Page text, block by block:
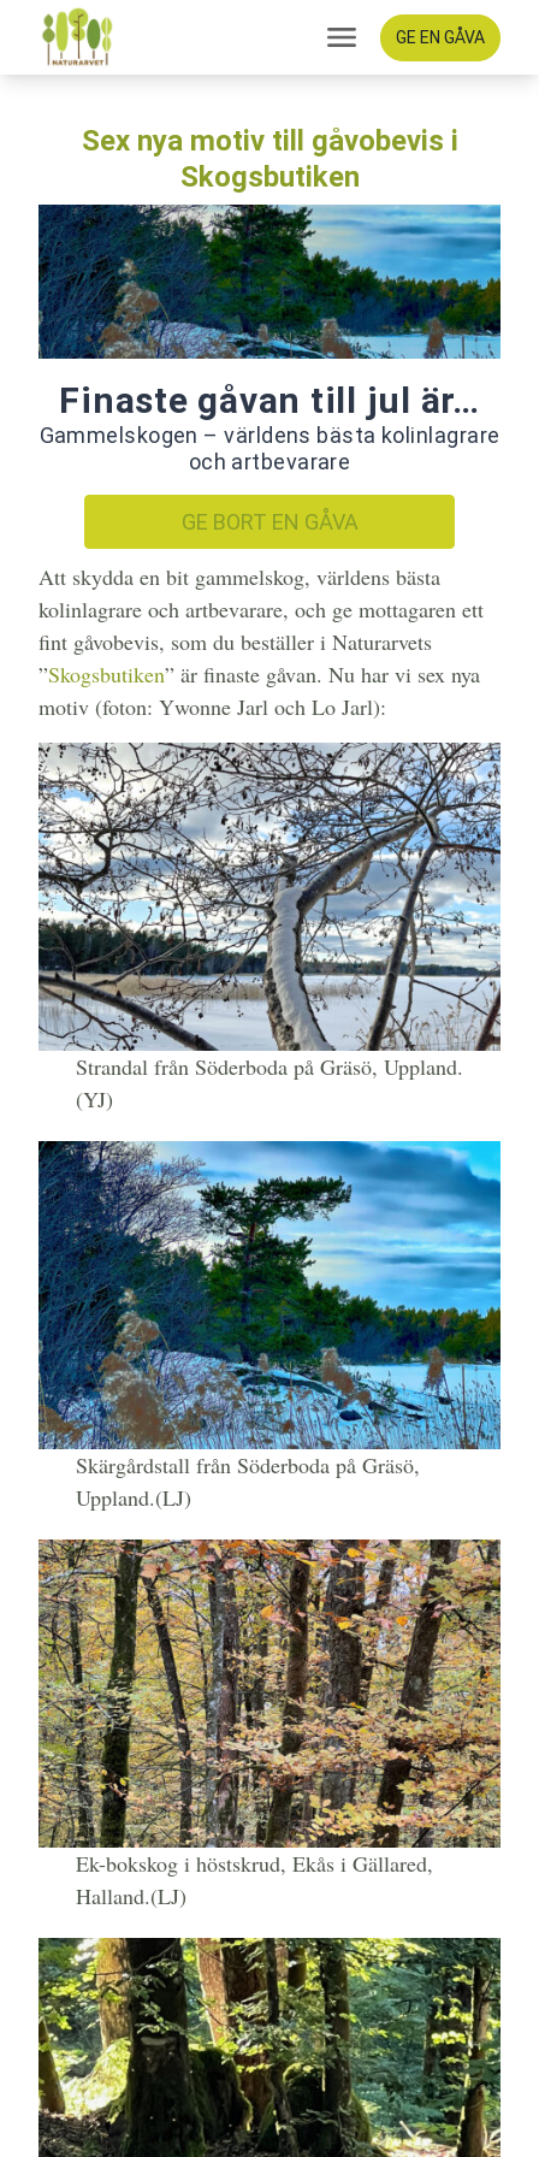
GE EN GÅVA
Sex nya motiv till gåvobevis i
Skogsbutiken
Finaste gåvan till jul är…
Gammelskogen – världens bästa kolinlagrare
och artbevarare
GE BORT EN GÅVA
Att skydda en bit gammelskog, världens bästa
kolinlagrare och artbevarare, och ge mottagaren ett
fint gåvobevis, som du beställer i Naturarvets
”Skogsbutiken” är finaste gåvan. Nu har vi sex nya
motiv (foton: Ywonne Jarl och Lo Jarl):
Strandal från Söderboda på Gräsö, Uppland.
(YJ)
Skärgårdstall från Söderboda på Gräsö,
Uppland.(LJ)
Ek-bokskog i höstskrud, Ekås i Gällared,
Halland.(LJ)